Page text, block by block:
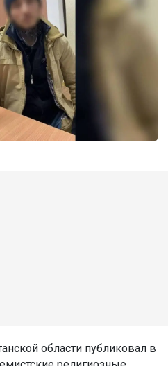
области публиковал в